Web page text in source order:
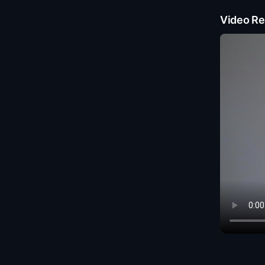
Video